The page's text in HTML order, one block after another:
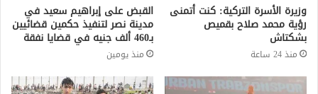
وزيرة الأسرة التركية: كنت أتمنى
رؤية محمد صلاح بقميص
بشكتاش
منذ 24 ساعة
القبض على إبراهيم سعيد في
مدينة نصر لتنفيذ حكمين قضائيين
بـ460 ألف جنيه في قضايا نفقة
منذ يومين